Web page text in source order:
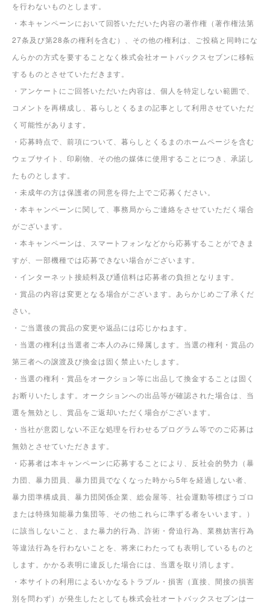
を行わないものとします。
・本キャンペーンにおいて回答いただいた内容の著作権（著作権法第
27条及び第28条の権利を含む）、その他の権利は、ご投稿と同時にな
んらかの方式を要することなく株式会社オートバックスセブンに移転
するものとさせていただきます。
・アンケートにご回答いただいた内容は、個人を特定しない範囲で、
コメントを再構成し、暮らしとくるまの記事として利用させていただ
く可能性があります。
・応募時点で、前項について、暮らしとくるまのホームページを含む
ウェブサイト、印刷物、その他の媒体に使用することにつき、承諾し
たものとします。
・未成年の方は保護者の同意を得た上でご応募ください。
・本キャンペーンに関して、事務局からご連絡をさせていただく場合
がございます。
・本キャンペーンは、スマートフォンなどから応募することができま
すが、一部機種では応募できない場合がございます。
・インターネット接続料及び通信料は応募者の負担となります。
・賞品の内容は変更となる場合がございます。あらかじめご了承くだ
さい。
・ご当選後の賞品の変更や返品には応じかねます。
・当選の権利は当選者ご本人のみに帰属します。当選の権利・賞品の
第三者への譲渡及び換金は固く禁止いたします。
・当選の権利・賞品をオークション等に出品して換金することは固く
お断りいたします。オークションへの出品等が確認された場合は、当
選を無効とし、賞品をご返却いただく場合がございます。
・当社が意図しない不正な処理を行わせるプログラム等でのご応募は
無効とさせていただきます。
・応募者は本キャンペーンに応募することにより、反社会的勢力（暴
力団、暴力団員、暴力団員でなくなった時から5年を経過しない者、
暴力団準構成員、暴力団関係企業、総会屋等、社会運動等標ぼうゴロ
または特殊知能暴力集団等、その他これらに準ずる者をいいます。）
に該当しないこと、また暴力的行為、詐術・脅迫行為、業務妨害行為
等違法行為を行わないことを、将来にわたっても表明しているものと
します。かかる表明に違反した場合には、当選を取り消します。
・本サイトの利用によるいかなるトラブル・損害（直接、間接の損害
別を問わず）が発生したとしても株式会社オートバックスセブンは一